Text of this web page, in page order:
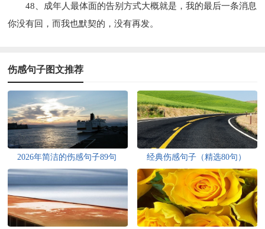
48、成年人最体面的告别方式大概就是，我的最后一条消息
你没有回，而我也默契的，没有再发。
伤感句子图文推荐
2026年简洁的伤感句子89句 经典伤感句子（精选80句）